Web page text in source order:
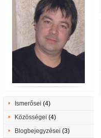
Ismerősei (4)
Közösségei (4)
Blogbejegyzései (3)